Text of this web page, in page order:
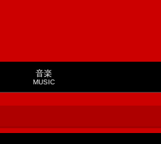
音楽
MUSIC